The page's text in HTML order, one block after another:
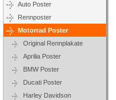
Auto Poster
Rennposter
Motorrad Poster
Original Rennplakate
Aprilia Poster
BMW Poster
Ducati Poster
Harley Davidson